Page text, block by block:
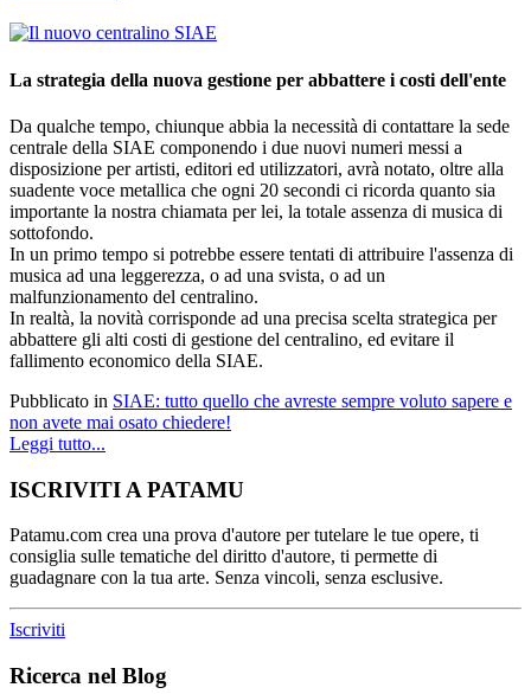
La strategia della nuova gestione per abbattere i costi dell'ente
Da qualche tempo, chiunque abbia la necessità di contattare la sede
centrale della SIAE componendo i due nuovi numeri messi a
disposizione per artisti, editori ed utilizzatori, avrà notato, oltre alla
suadente voce metallica che ogni 20 secondi ci ricorda quanto sia
importante la nostra chiamata per lei, la totale assenza di musica di
sottofondo.
In un primo tempo si potrebbe essere tentati di attribuire l'assenza di
musica ad una leggerezza, o ad una svista, o ad un
malfunzionamento del centralino.
In realtà, la novità corrisponde ad una precisa scelta strategica per
abbattere gli alti costi di gestione del centralino, ed evitare il
fallimento economico della SIAE.
Pubblicato in SIAE: tutto quello che avreste sempre voluto sapere e
non avete mai osato chiedere!
Leggi tutto...
ISCRIVITI A PATAMU
Patamu.com crea una prova d'autore per tutelare le tue opere, ti
consiglia sulle tematiche del diritto d'autore, ti permette di
guadagnare con la tua arte. Senza vincoli, senza esclusive.
Iscriviti
Ricerca nel Blog